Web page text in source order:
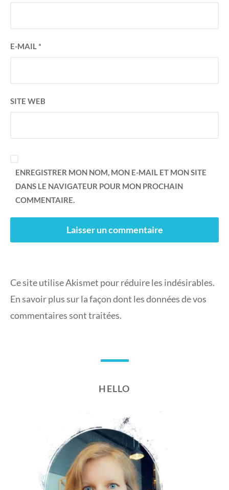
E-MAIL*
SITE WEB
ENREGISTRER MON NOM, MON E-MAIL ET MON SITE
DANS LE NAVIGATEUR POUR MON PROCHAIN
COMMENTAIRE.
Ce site utilise Akismet pour réduire les indésirables.
En savoir plus sur la façon dont les données de vos
commentaires sont traitées.
HELLO